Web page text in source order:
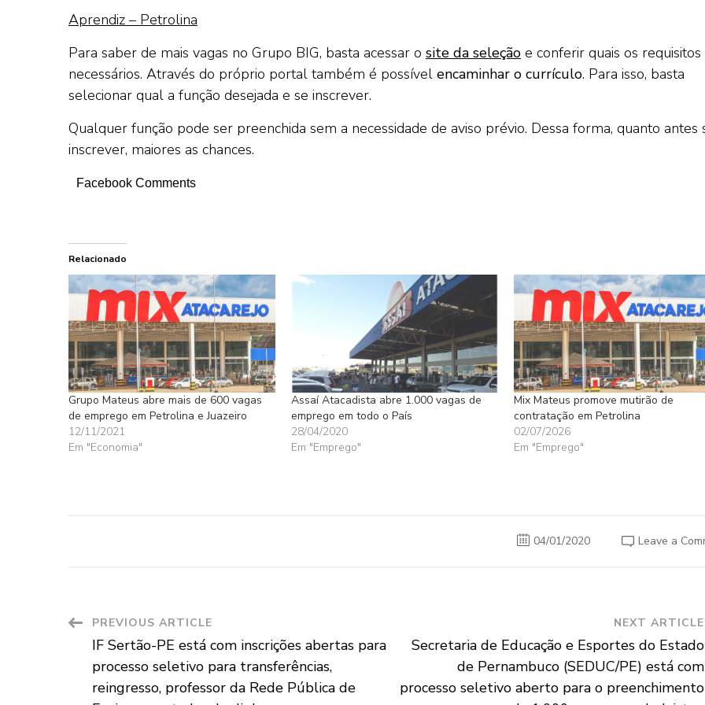
Aprendiz – Petrolina
Para saber de mais vagas no Grupo BIG, basta acessar o site da seleção e conferir quais os requisitos
necessários. Através do próprio portal também é possível encaminhar o currículo. Para isso, basta
selecionar qual a função desejada e se inscrever.
Qualquer função pode ser preenchida sem a necessidade de aviso prévio. Dessa forma, quanto antes
inscrever, maiores as chances.
Facebook Comments
Relacionado
Grupo Mateus abre mais de 600 vagas
de emprego em Petrolina e Juazeiro
12/11/2021
Em "Economia"
Assaí Atacadista abre 1.000 vagas de
emprego em todo o País
28/04/2020
Em "Emprego"
Mix Mateus promove mutirão de
contratação em Petrolina
02/07/2026
Em "Emprego"
04/01/2020 Leave a
Post
Navigation
PREVIOUS ARTICLE
IF Sertão-PE está com inscrições abertas para
processo seletivo para transferências,
reingresso, professor da Rede Pública de
NEXT ARTICLE
Secretaria de Educação e Esportes do Estado
de Pernambuco (SEDUC/PE) está com
processo seletivo aberto para o preenchimento